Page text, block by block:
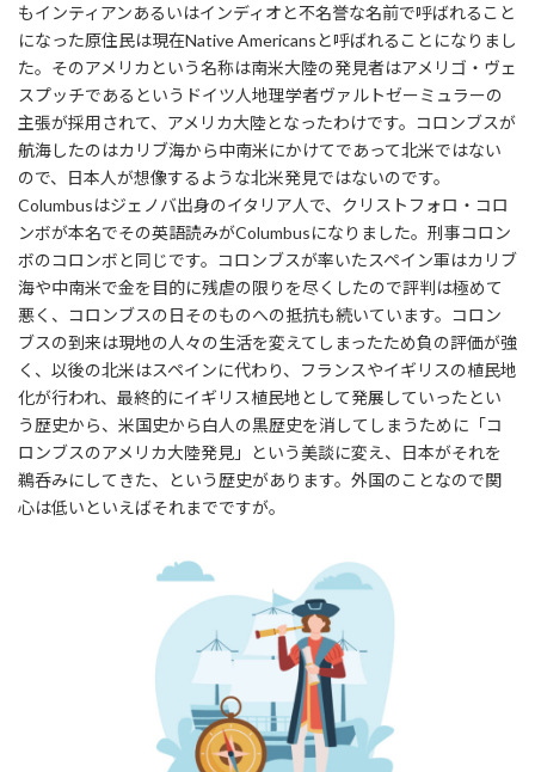
もインティアンあるいはインディオと不名誉な名前で呼ばれること
になった原住民は現在Native Americansと呼ばれることになりまし
た。そのアメリカという名称は南米大陸の発見者はアメリゴ・ヴェ
スプッチであるというドイツ人地理学者ヴァルトゼーミュラーの
主張が採用されて、アメリカ大陸となったわけです。コロンブスが
航海したのはカリブ海から中南米にかけてであって北米ではない
ので、日本人が想像するような北米発見ではないのです。
Columbusはジェノバ出身のイタリア人で、クリストフォロ・コロ
ンボが本名でその英語読みがColumbusになりました。刑事コロン
ボのコロンボと同じです。コロンブスが率いたスペイン軍はカリブ
海や中南米で金を目的に残虐の限りを尽くしたので評判は極めて
悪く、コロンブスの日そのものへの抵抗も続いています。コロン
ブスの到来は現地の人々の生活を変えてしまったため負の評価が強
く、以後の北米はスペインに代わり、フランスやイギリスの植民地
化が行われ、最終的にイギリス植民地として発展していったとい
う歴史から、米国史から白人の黒歴史を消してしまうために「コ
ロンブスのアメリカ大陸発見」という美談に変え、日本がそれを
鵜呑みにしてきた、という歴史があります。外国のことなので関
心は低いといえばそれまでですが。